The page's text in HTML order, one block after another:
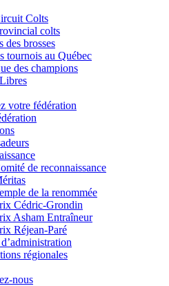
Colts
colts
des brosses
tournois au Québec
des champions
votre fédération
de reconnaissance
de la renommée
Cédric-Grondin
Asham Entraîneur
Réjean-Paré
régionales
nous